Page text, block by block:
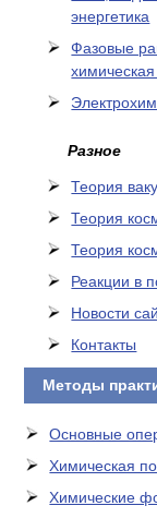
энергетика
Фазовые
химическая
Разное
Теория
Теория
Теория
Реакции в
Новости
Контакты
Методы
Основные
Химическая
Химические